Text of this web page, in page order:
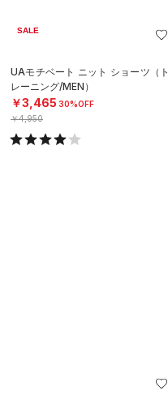
SALE
UAモチベート ニット ショーツ（ト
レーニング/MEN）
￥3,465 30%OFF
￥4,950